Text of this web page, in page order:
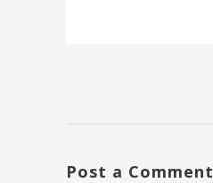
Post a Comment